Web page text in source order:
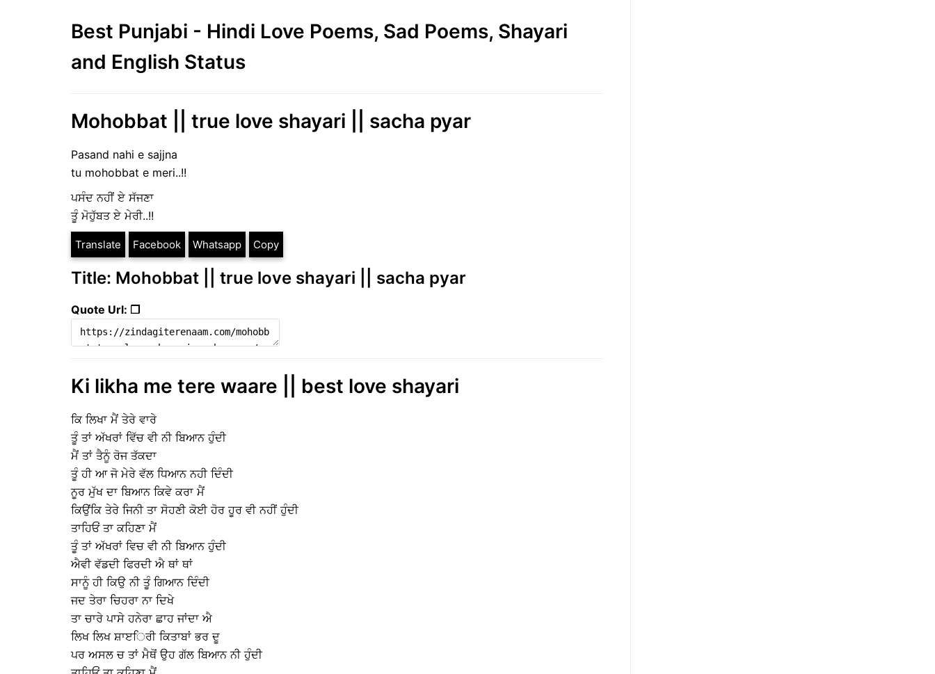
Best Punjabi - Hindi Love Poems, Sad Poems, Shayari
and English Status
Mohobbat || true love shayari || sacha pyar
Pasand nahi e sajjna
tu mohobbat e meri..!!
ਪਸੰਦ ਨਹੀਂ ਏ ਸੱਜਣਾ
ਤੂੰ ਮੋਹੁੱਬਤ ਏ ਮੇਰੀ..!!
Translate Facebook Whatsapp Copy
Title: Mohobbat || true love shayari || sacha pyar
Quote Url: ❐
Ki likha me tere waare || best love shayari
ਕਿ ਲਿਖਾ ਮੈਂ ਤੇਰੇ ਵਾਰੇ
ਤੂੰ ਤਾਂ ਅੱਖਰਾਂ ਵਿੱਚ ਵੀ ਨੀ ਬਿਆਨ ਹੁੰਦੀ
ਮੈਂ ਤਾਂ ਤੈਨੂੰ ਰੋਜ ਤੱਕਦਾ
ਤੂੰ ਹੀ ਆ ਜੋ ਮੇਰੇ ਵੱਲ ਧਿਆਨ ਨਹੀ ਦਿੰਦੀ
ਨੂਰ ਮੁੱਖ ਦਾ ਬਿਆਨ ਕਿਵੇ ਕਰਾ ਮੈਂ
ਕਿਉਂਕਿ ਤੇਰੇ ਜਿਨੀ ਤਾ ਸੋਹਣੀ ਕੋਈ ਹੋਰ ਹੂਰ ਵੀ ਨਹੀਂ ਹੁੰਦੀ
ਤਾਹਿਓਂ ਤਾ ਕਹਿਣਾ ਮੈਂ
ਤੂੰ ਤਾਂ ਅੱਖਰਾਂ ਵਿਚ ਵੀ ਨੀ ਬਿਆਨ ਹੁੰਦੀ
ਐਵੀ ਵੱਡਦੀ ਫਿਰਦੀ ਐ ਥਾਂ ਥਾਂ
ਸਾਨੂੰ ਹੀ ਕਿਉ ਨੀ ਤੂੰ ਗਿਆਨ ਦਿੰਦੀ
ਜਦ ਤੇਰਾ ਚਿਹਰਾ ਨਾ ਦਿਖੇ
ਤਾ ਚਾਰੇ ਪਾਸੇ ਹਨੇਰਾ ਛਾਹ ਜਾਂਦਾ ਐ
ਲਿਖ ਲਿਖ ਸ਼ਾੲਿਰੀ ਕਿਤਾਬਾਂ ਭਰ ਦੂ
ਪਰ ਅਸਲ ਚ ਤਾਂ ਮੈਥੋਂ ਉਹ ਗੱਲ ਬਿਆਨ ਨੀ ਹੁੰਦੀ